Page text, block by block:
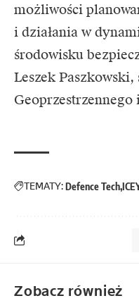
możliwości
i działania w
środowisku
Leszek
Geoprzestrzennego
TEMATY:Defence Tech
Zobacz również